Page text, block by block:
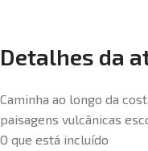
Detalhes da
Caminha ao longo da
paisagens vulcânicas
O que está incluído